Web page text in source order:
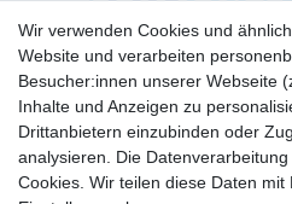
Wir verwenden Cookies und
Website und verarbeiten
Besucher:innen unserer Webseite
Inhalte und Anzeigen zu
Drittanbietern einzubinden oder
analysieren. Die
Cookies. Wir teilen diese Daten mit